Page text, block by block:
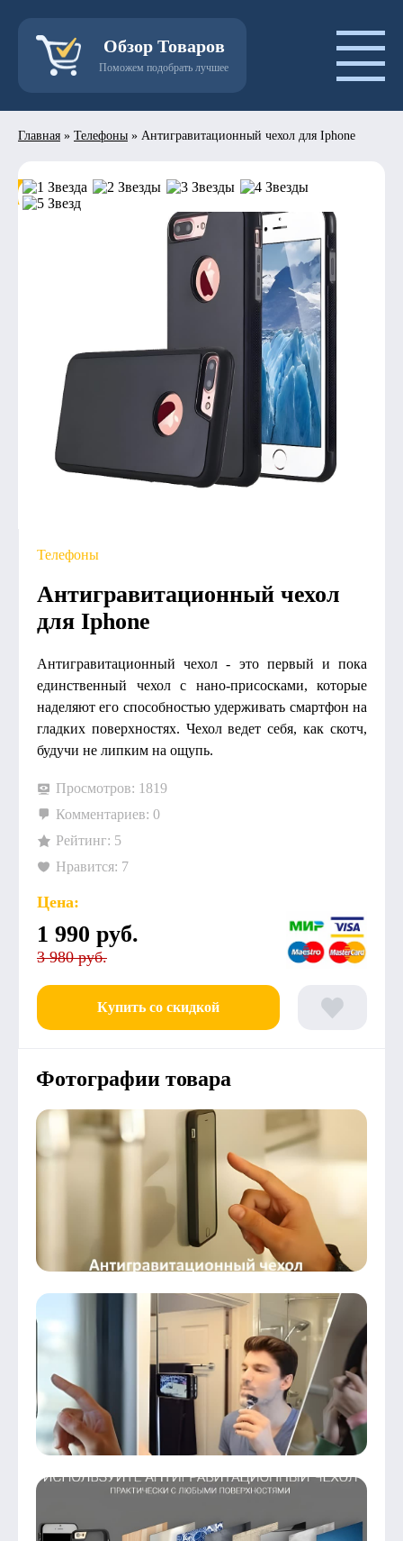
Обзор Товаров
Поможем подобрать лучшее
Главная » Телефоны » Антигравитационный чехол для Iphone
- 50%
Телефоны
Антигравитационный чехол
для Iphone
Антигравитационный чехол - это первый и пока
единственный чехол с нано-присосками, которые
наделяют его способностью удерживать смартфон на
гладких поверхностях. Чехол ведет себя, как скотч,
будучи не липким на ощупь.
Просмотров: 1819
Комментариев: 0
Рейтинг: 5
Нравится: 7
Цена:
1 990 руб.
3 980 руб.
Купить со скидкой
Фотографии товара